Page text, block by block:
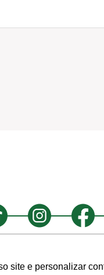
site e personalizar